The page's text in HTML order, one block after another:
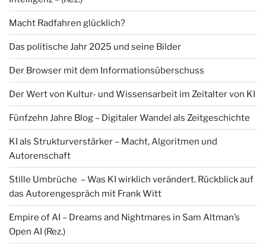
Macht Radfahren glücklich?
Das politische Jahr 2025 und seine Bilder
Der Browser mit dem Informationsüberschuss
Der Wert von Kultur- und Wissensarbeit im Zeitalter von KI
Fünfzehn Jahre Blog – Digitaler Wandel als Zeitgeschichte
KI als Strukturverstärker – Macht, Algoritmen und
Autorenschaft
Stille Umbrüche – Was KI wirklich verändert. Rückblick auf
das Autorengespräch mit Frank Witt
Empire of AI – Dreams and Nightmares in Sam Altman’s
Open AI (Rez.)